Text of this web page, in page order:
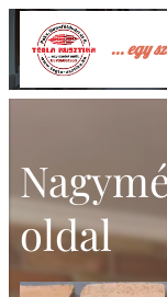
... egy
oldal